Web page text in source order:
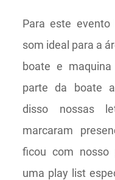
Para este
som ideal para a
boate e
parte da boate
disso nossas
marcaram
ficou com nosso
uma play list